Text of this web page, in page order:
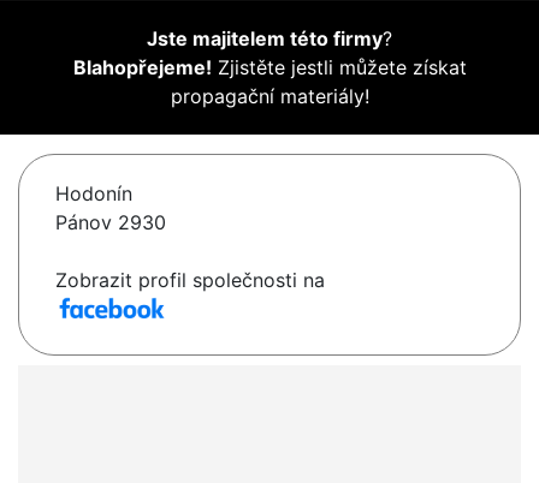
Jste majitelem této firmy?
Blahopřejeme! Zjistěte jestli můžete získat
propagační materiály!
Hodonín
Pánov 2930
Zobrazit profil společnosti na